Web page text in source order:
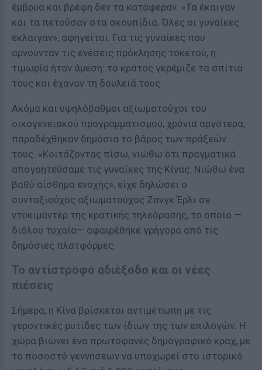
έμβρυα και βρέφη δεν τα κατάφεραν. «Τα έκαιγαν
και τα πετούσαν στα σκουπίδια. Όλες οι γυναίκες
έκλαιγαν», αφηγείται. Για τις γυναίκες που
αρνούνταν τις ενέσεις πρόκλησης τοκετού, η
τιμωρία ήταν άμεση: το κράτος γκρέμιζε τα σπίτια
τους και έχαναν τη δουλειά τους.
Ακόμα και υψηλόβαθμοι αξιωματούχοι του
οικογενειακού προγραμματισμού, χρόνια αργότερα,
παραδέχθηκαν δημόσια το βάρος των πράξεών
τους. «Κοιτάζοντας πίσω, νιώθω ότι πραγματικά
απογοητεύσαμε τις γυναίκες της Κίνας. Νιώθω ένα
βαθύ αίσθημα ενοχής», είχε δηλώσει ο
συνταξιούχος αξιωματούχος Ζανγκ Έρλι σε
ντοκιμαντέρ της κρατικής τηλεόρασης, το οποίο —
διόλου τυχαία— αφαιρέθηκε γρήγορα από τις
δημόσιες πλατφόρμες.
Το αντίστροφο αδιέξοδο και οι νέες
πιέσεις
Σήμερα, η Κίνα βρίσκεται αντιμέτωπη με τις
γεροντικές ρυτίδες των ίδιων της των επιλογών. Η
χώρα βιώνει ένα πρωτοφανές δημογραφικό κραχ, με
το ποσοστό γεννήσεων να υποχωρεί στο ιστορικό